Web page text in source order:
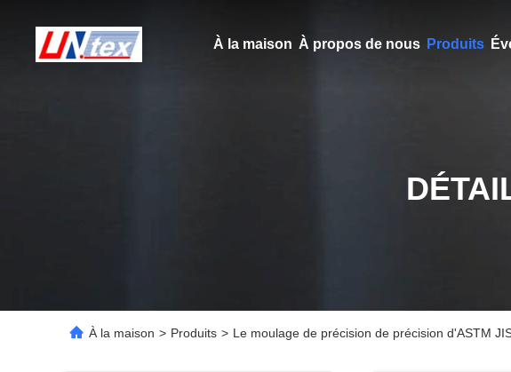
À la maison À propos de nous Produits
À la maison > Produits > Le moulage de précision de précision d'ASTM